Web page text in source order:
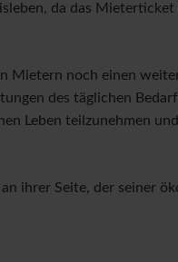
da das
Mietern noch einen
des täglichen
Leben teilzunehmen
ihrer Seite, der seiner